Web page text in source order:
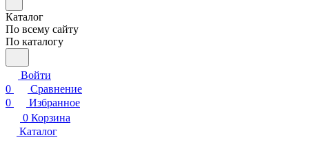
Каталог
По всему сайту
По каталогу
Войти
0
Сравнение
0
Избранное
0 Корзина
Каталог